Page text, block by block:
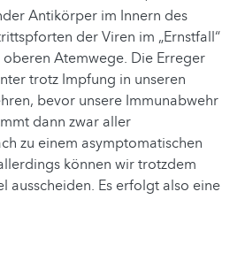
Antikörper im Innern des
der Viren im „Ernstfall“
Atemwege. Die Erreger
trotz Impfung in unseren
bevor unsere Immunabwehr
dann zwar aller
zu einem asymptomatischen
können wir trotzdem
ausscheiden. Es erfolgt also eine